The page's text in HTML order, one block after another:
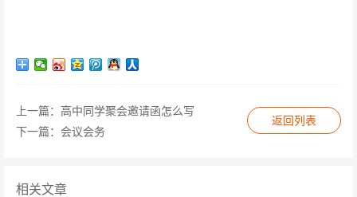
返回列表
上一篇： 高中同学聚会邀请函怎么写
下一篇： 会议会务
相关文章